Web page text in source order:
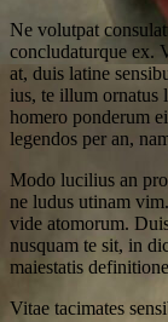
Ne volutpat
concludaturque ex.
at, duis latine
ius, te illum ornatus
homero ponderum
legendos per an,
Modo lucilius an
ne ludus utinam
vide atomorum.
nusquam te sit, in
maiestatis
Vitae tacimates